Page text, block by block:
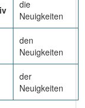
die
Neuigkeiten
den
Neuigkeiten
der
Neuigkeiten